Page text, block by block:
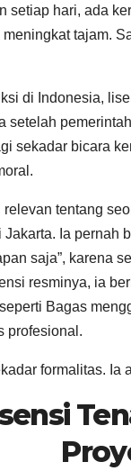
setiap hari, ada
meningkat tajam.
di Indonesia,
setelah
sekadar bicara
tentang
Ia pernah
saja”, karena
resminya, ia
Bagas
profesional.
formalitas.